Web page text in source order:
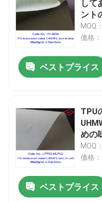
製品
ビデオ
企業情報
して
ント
MOQ
価格
ベストプライス
TPU
めの
MOQ
価格
ベストプライス